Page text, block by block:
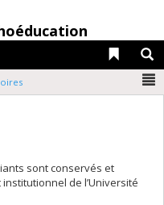
Liens
sont conservés et
institutionnel de l’Université